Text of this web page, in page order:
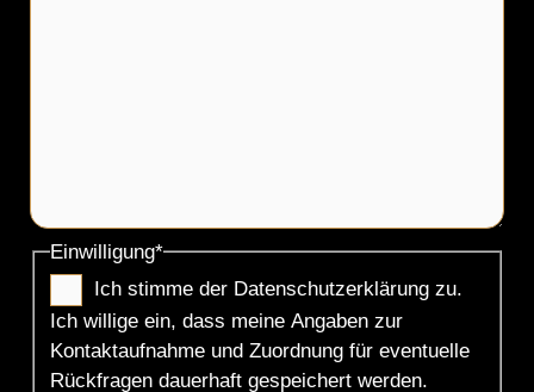
Einwilligung*
Ich stimme der Datenschutzerklärung zu.
Ich willige ein, dass meine Angaben zur
Kontaktaufnahme und Zuordnung für eventuelle
Rückfragen dauerhaft gespeichert werden.